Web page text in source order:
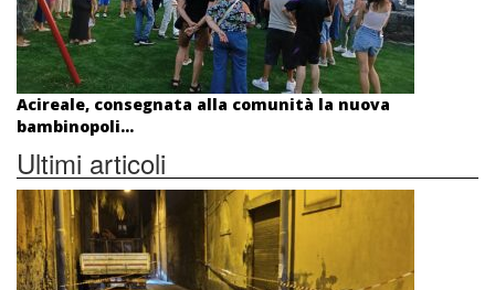
Acireale, consegnata alla comunità la nuova
bambinopoli...
Ultimi articoli